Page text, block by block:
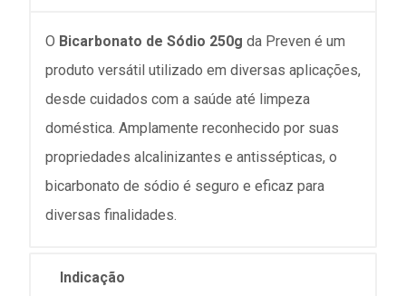
O Bicarbonato de Sódio 250g da Preven é um
produto versátil utilizado em diversas aplicações,
desde cuidados com a saúde até limpeza
doméstica. Amplamente reconhecido por suas
propriedades alcalinizantes e antissépticas, o
bicarbonato de sódio é seguro e eficaz para
diversas finalidades.
Indicação